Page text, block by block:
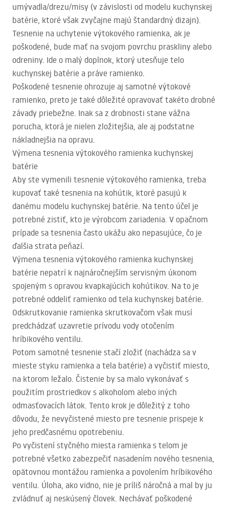
umývadla/drezu/misy (v závislosti od modelu kuchynskej
batérie, ktoré však zvyčajne majú štandardný dizajn).
Tesnenie na uchytenie výtokového ramienka, ak je
poškodené, bude mať na svojom povrchu praskliny alebo
odreniny. Ide o malý doplnok, ktorý utesňuje telo
kuchynskej batérie a práve ramienko.
Poškodené tesnenie ohrozuje aj samotné výtokové
ramienko, preto je také dôležité opravovať takéto drobné
závady priebežne. Inak sa z drobnosti stane vážna
porucha, ktorá je nielen zložitejšia, ale aj podstatne
nákladnejšia na opravu.
Výmena tesnenia výtokového ramienka kuchynskej
batérie
Aby ste vymenili tesnenie výtokového ramienka, treba
kupovať také tesnenia na kohútik, ktoré pasujú k
danému modelu kuchynskej batérie. Na tento účel je
potrebné zistiť, kto je výrobcom zariadenia. V opačnom
prípade sa tesnenia často ukážu ako nepasujúce, čo je
ďalšia strata peňazí.
Výmena tesnenia výtokového ramienka kuchynskej
batérie nepatrí k najnáročnejším servisným úkonom
spojeným s opravou kvapkajúcich kohútikov. Na to je
potrebné oddeliť ramienko od tela kuchynskej batérie.
Odskrutkovanie ramienka skrutkovačom však musí
predchádzať uzavretie prívodu vody otočením
hríbikového ventilu.
Potom samotné tesnenie stačí zložiť (nachádza sa v
mieste styku ramienka a tela batérie) a vyčistiť miesto,
na ktorom ležalo. Čistenie by sa malo vykonávať s
použitím prostriedkov s alkoholom alebo iných
odmasťovacích látok. Tento krok je dôležitý z toho
dôvodu, že nevyčistené miesto pre tesnenie prispeje k
jeho predčasnému opotrebeniu.
Po vyčistení styčného miesta ramienka s telom je
potrebné všetko zabezpečiť nasadením nového tesnenia,
opätovnou montážou ramienka a povolením hríbikového
ventilu. Úloha, ako vidno, nie je príliš náročná a mal by ju
zvládnuť aj neskúsený človek. Nechávať poškodené